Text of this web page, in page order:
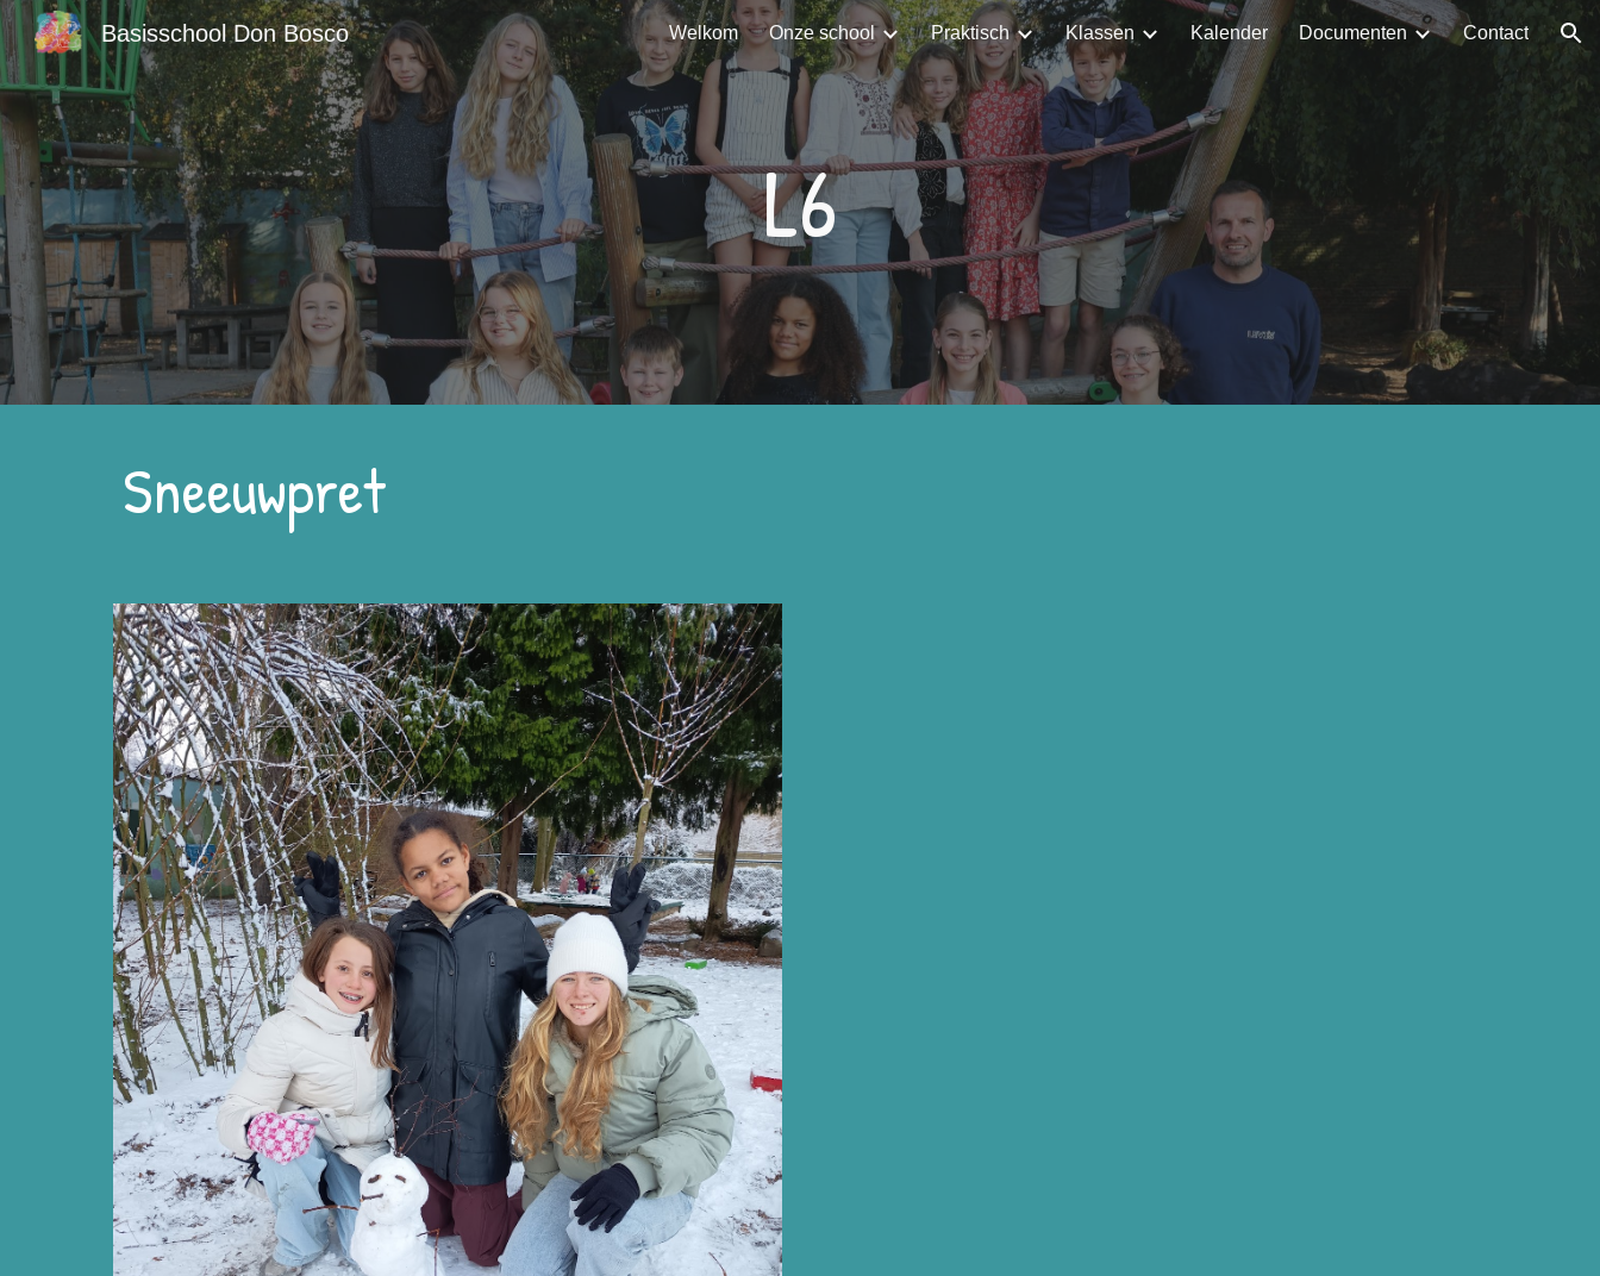
Skip to main content Skip to navigation
Basisschool Don Bosco Welkom Onze school Praktisch Klassen Kalender Documenten Contact
L6
Sneeuwpret